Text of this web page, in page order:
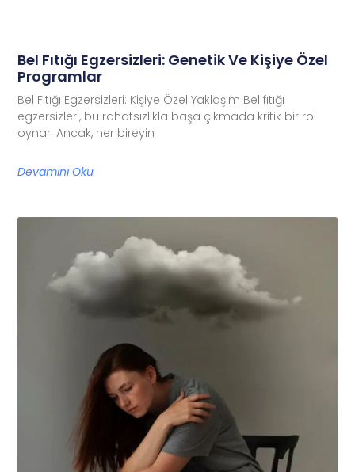
Bel Fıtığı Egzersizleri: Genetik Ve Kişiye Özel
Programlar
Bel Fıtığı Egzersizleri: Kişiye Özel Yaklaşım Bel fıtığı
egzersizleri, bu rahatsızlıkla başa çıkmada kritik bir rol
oynar. Ancak, her bireyin
Devamını Oku